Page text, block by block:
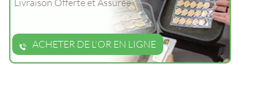
ACHETER DE L'OR EN LIGNE